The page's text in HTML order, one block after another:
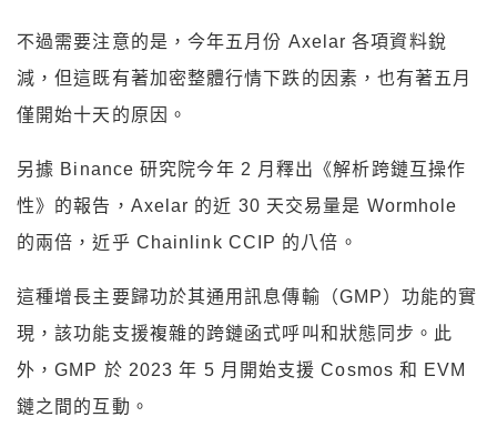
不過需要注意的是，今年五月份 Axelar 各項資料銳
減，但這既有著加密整體行情下跌的因素，也有著五月
僅開始十天的原因。
另據 Binance 研究院今年 2 月釋出《解析跨鏈互操作
性》的報告，Axelar 的近 30 天交易量是 Wormhole
的兩倍，近乎 Chainlink CCIP 的八倍。
這種增長主要歸功於其通用訊息傳輸（GMP）功能的實
現，該功能支援複雜的跨鏈函式呼叫和狀態同步。此
外，GMP 於 2023 年 5 月開始支援 Cosmos 和 EVM
鏈之間的互動。